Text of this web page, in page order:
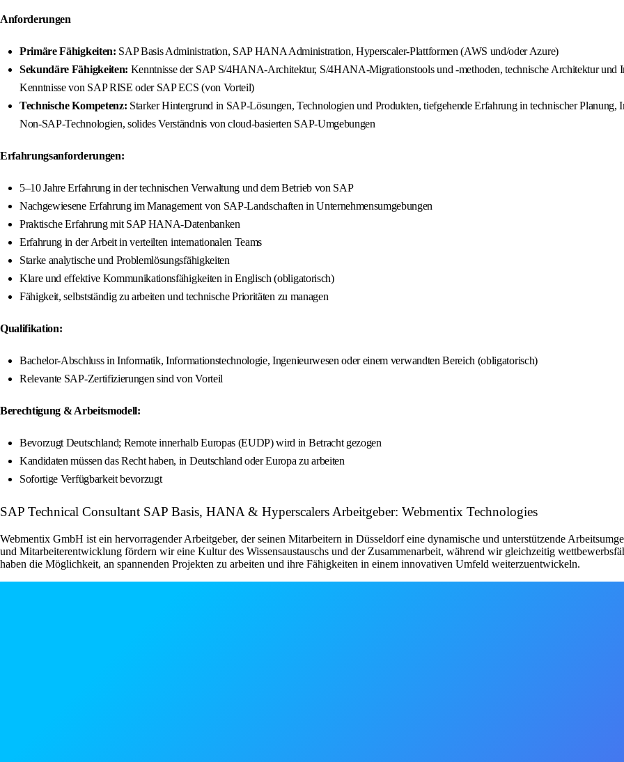
Anforderungen
Primäre Fähigkeiten: SAP Basis Administration, SAP HANA Administration, Hyperscaler-Plattformen (AWS und/oder Azure)
Sekundäre Fähigkeiten: Kenntnisse der SAP S/4HANA-Architektur, S/4HANA-Migrationstools und -methoden, technische Architektur und
Kenntnisse von SAP RISE oder SAP ECS (von Vorteil)
Technische Kompetenz: Starker Hintergrund in SAP-Lösungen, Technologien und Produkten, tiefgehende Erfahrung in technischer
Non-SAP-Technologien, solides Verständnis von cloud-basierten SAP-Umgebungen
Erfahrungsanforderungen:
5–10 Jahre Erfahrung in der technischen Verwaltung und dem Betrieb von SAP
Nachgewiesene Erfahrung im Management von SAP-Landschaften in Unternehmensumgebungen
Praktische Erfahrung mit SAP HANA-Datenbanken
Erfahrung in der Arbeit in verteilten internationalen Teams
Starke analytische und Problemlösungsfähigkeiten
Klare und effektive Kommunikationsfähigkeiten in Englisch (obligatorisch)
Fähigkeit, selbstständig zu arbeiten und technische Prioritäten zu managen
Qualifikation:
Bachelor-Abschluss in Informatik, Informationstechnologie, Ingenieurwesen oder einem verwandten Bereich (obligatorisch)
Relevante SAP-Zertifizierungen sind von Vorteil
Berechtigung & Arbeitsmodell:
Bevorzugt Deutschland; Remote innerhalb Europas (EUDP) wird in Betracht gezogen
Kandidaten müssen das Recht haben, in Deutschland oder Europa zu arbeiten
Sofortige Verfügbarkeit bevorzugt
SAP Technical Consultant SAP Basis, HANA & Hyperscalers Arbeitgeber: Webmentix Technologies
Webmentix GmbH ist ein hervorragender Arbeitgeber, der seinen Mitarbeitern in Düsseldorf eine dynamische und unterstützende
und Mitarbeiterentwicklung fördern wir eine Kultur des Wissensaustauschs und der Zusammenarbeit, während wir gleichzeitig
haben die Möglichkeit, an spannenden Projekten zu arbeiten und ihre Fähigkeiten in einem innovativen Umfeld weiterzuentwickeln.